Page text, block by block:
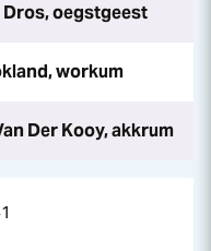
Dros, oegstgeest
workum
Der Kooy, akkrum